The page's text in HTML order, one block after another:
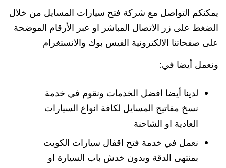
يمكنكم التواصل مع شركة فتح سيارات المسايل من خلال
الضغط على زر الاتصال المباشر او عبر الأرقام الموضحة
على صفحاتنا الالكترونية الفيس بوك والانستغرام
ونعمل أيضا في:
لدينا أيضا افضل الخدمات ونقوم في خدمة
نسخ مفاتيح المسايل لكافة انواع السيارات
العادية او الشاحنة
نعمل في خدمة فتح اقفال سيارات الكويت
بمنتهى الدقة وبدون خدش باب السيارة او